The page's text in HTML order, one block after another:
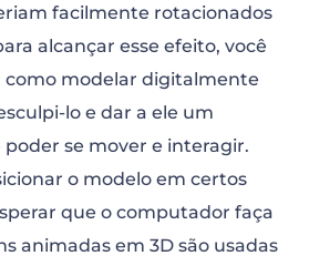
facilmente rotacionados
alcançar esse efeito, você
modelar digitalmente
lo e dar a ele um
se mover e interagir.
o modelo em certos
que o computador faça
animadas em 3D são usadas